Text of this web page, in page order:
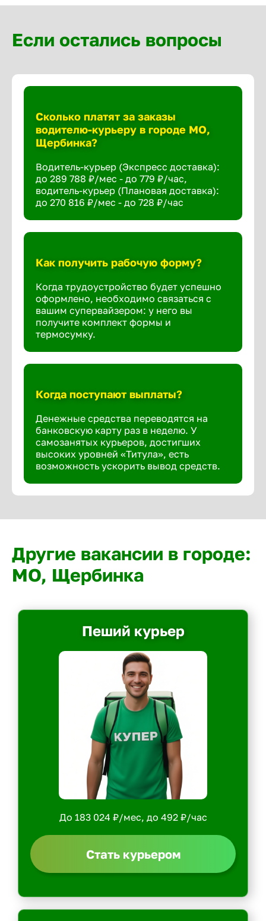
Если остались вопросы
Сколько платят за заказы
водителю-курьеру в городе МО,
Щербинка?
Водитель-курьер (Экспресс доставка):
до 289 788 ₽/мес - до 779 ₽/час,
водитель-курьер (Плановая доставка):
до 270 816 ₽/мес - до 728 ₽/час
Как получить рабочую форму?
Когда трудоустройство будет успешно
оформлено, необходимо связаться с
вашим супервайзером: у него вы
получите комплект формы и
термосумку.
Когда поступают выплаты?
Денежные средства переводятся на
банковскую карту раз в неделю. У
самозанятых курьеров, достигших
высоких уровней «Титула», есть
возможность ускорить вывод средств.
Другие вакансии в городе:
МО, Щербинка
Пеший курьер
До 183 024 ₽/мес, до 492 ₽/час
Стать курьером